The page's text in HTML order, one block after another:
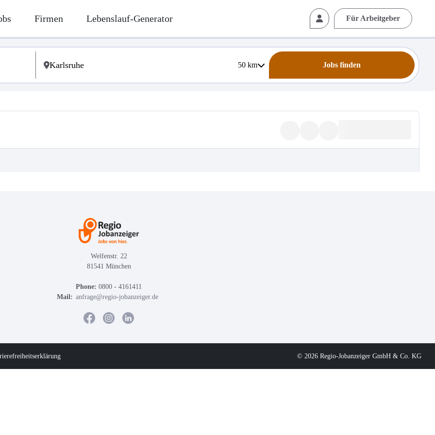
Firmen Lebenslauf-Generator Für Arbeitgeber
50km Jobs finden
Welfenstr. 22
81541 München
Phone: 0800 - 4161411
Mail: anfrage@regio-jobanzeiger.de
© 2026 Regio-Jobanzeiger GmbH & Co. KG